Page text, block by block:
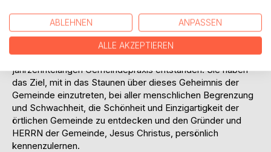
Gemeinde ist die Hoffnung der Welt. Sie ist die einzige
Institution, die über den Tod hinaus Bestand hat. Die
vorliegenden Predigten, die alle Kapitel des Epheserbriefes
berücksichtigen, sind auf dem Hintergrund einer
jahrzehntelangen Gemeindepraxis entstanden. Sie haben
das Ziel, mit in das Staunen über dieses Geheimnis der
Gemeinde einzutreten, bei aller menschlichen Begrenzung
und Schwachheit, die Schönheit und Einzigartigkeit der
örtlichen Gemeinde zu entdecken und den Gründer und
HERRN der Gemeinde, Jesus Christus, persönlich
kennenzulernen.
ABLEHNEN ANPASSEN
ALLE AKZEPTIEREN